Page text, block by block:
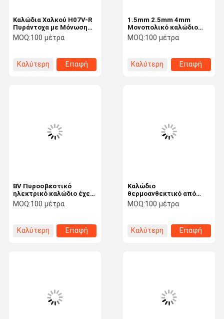
1.5mm 2.5mm 4mm
Μονοπολικό καλώδιο
χαλκού μόνωσης PVC
300/500V
MOQ:100 μέτρα
Καλύτερη
Επαφή
Καλώδια Χαλκού H07V-R
Πυράντοχα με Μόνωση
PVC 300/500V
MOQ:100 μέτρα
Καλύτερη
Επαφή
Καλώδιο
θερμοανθεκτικό από
PVC/BVV για σπίτι ή
κτίριο/Πρόταση:
MOQ:100 μέτρα
Καλύτερη
Επαφή
BV Πυροσβεστικό
ηλεκτρικό καλώδιο έχει
τάση 450/750V/ Πρότυπο
60227 IEC 01 ((BV) /
MOQ:100 μέτρα
Καλύτερη
Επαφή